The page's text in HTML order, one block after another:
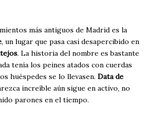
más antiguos de Madrid es la
, un lugar que pasa casi desapercibido en
. La historia del nombre es bastante
tenía los peines atados con cuerdas
huéspedes se lo llevasen. Data de
increíble aún sigue en activo, no
parones en el tiempo.